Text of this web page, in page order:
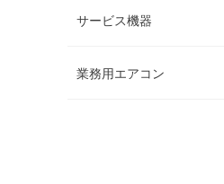
サービス機器
業務用エアコン